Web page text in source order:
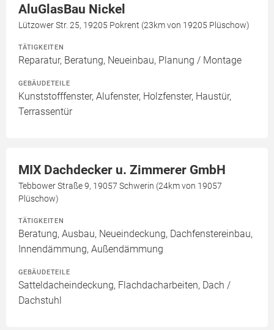
AluGlasBau Nickel
Lützower Str. 25, 19205 Pokrent (23km von 19205 Plüschow)
TÄTIGKEITEN
Reparatur, Beratung, Neueinbau, Planung / Montage
GEBÄUDETEILE
Kunststofffenster, Alufenster, Holzfenster, Haustür,
Terrassentür
MIX Dachdecker u. Zimmerer GmbH
Tebbower Straße 9, 19057 Schwerin (24km von 19057
Plüschow)
TÄTIGKEITEN
Beratung, Ausbau, Neueindeckung, Dachfenstereinbau,
Innendämmung, Außendämmung
GEBÄUDETEILE
Satteldacheindeckung, Flachdacharbeiten, Dach /
Dachstuhl